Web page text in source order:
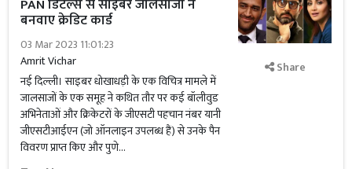
PAN डिटेल्स से साइबर जालसाजों ने
बनवाए क्रेडिट कार्ड
03 Mar 2023 11:01:23
Amrit Vichar
नई दिल्ली। साइबर धोखाधड़ी के एक विचित्र मामले में
जालसाजों के एक समूह ने कथित तौर पर कई बॉलीवुड
अभिनेताओं और क्रिकेटरों के जीएसटी पहचान नंबर यानी
जीएसटीआईएन (जो ऑनलाइन उपलब्ध हैं) से उनके पैन
विवरण प्राप्त किए और पुणे...
Share